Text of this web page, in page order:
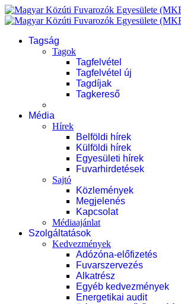
Tagság
Tagok
Tagfelvétel
Tagfelvétel új
Tagdíjak
Tagkereső
Média
Hírek
Belföldi hírek
Külföldi hírek
Egyesületi hírek
Fuvarhirdetések
Sajtó
Közlemények
Megjelenés
Kapcsolat
Médiaajánlat
Szolgáltatások
Kedvezmények
Adózóna-előfizetés
Fuvarszervezés
Alkatrész
Egyéb kedvezmények
Energetikai audit